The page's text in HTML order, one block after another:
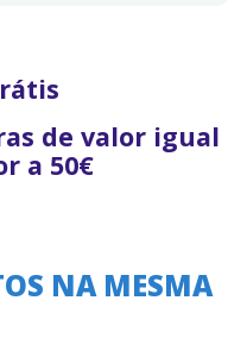
de valor igual
a 50€
NA MESMA